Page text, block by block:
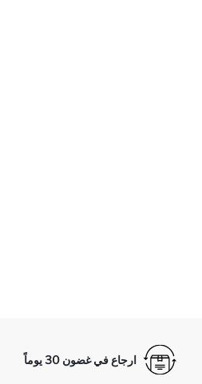
ارجاع في غضون 30 يوماً